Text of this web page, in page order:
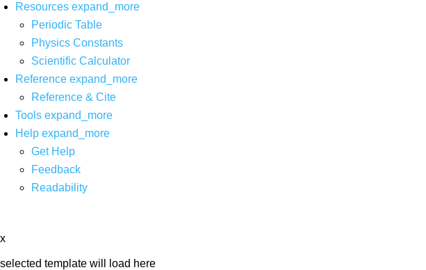
Resources expand_more
Periodic Table
Physics Constants
Scientific Calculator
Reference expand_more
Reference & Cite
Tools expand_more
Help expand_more
Get Help
Feedback
Readability
x
selected template will load here